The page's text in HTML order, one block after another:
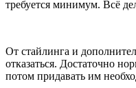
требуется минимум. Всё
От стайлинга и
отказаться. Достаточно
потом придавать им